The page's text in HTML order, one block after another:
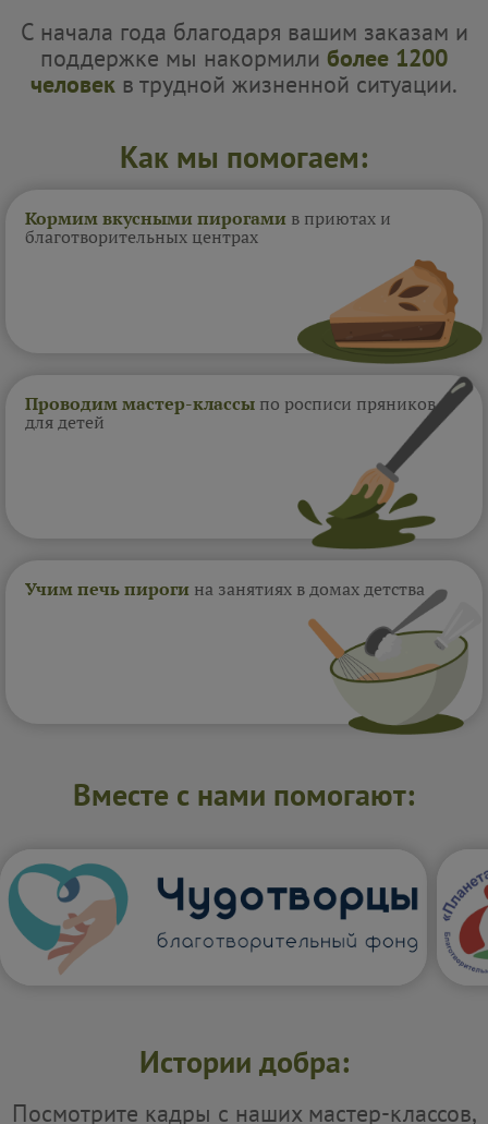
С начала года благодаря вашим заказам и
поддержке мы накормили более 1200
человек в трудной жизненной ситуации.
Как мы помогаем:
Кормим вкусными пирогами в приютах и
благотворительных центрах
Проводим мастер-классы по росписи пряников
для детей
Учим печь пироги на занятиях в домахдетства
Вместе с нами помогают:
Истории добра:
Посмотрите кадры с наших мастер-классов,